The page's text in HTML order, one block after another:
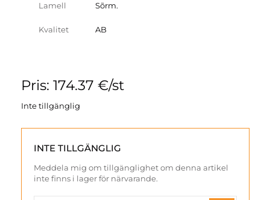
Lamell Sõrm.
Kvalitet AB
Pris: 174.37 €/st
Inte tillgänglig
INTE TILLGÄNGLIG
Meddela mig om tillgänglighet om denna artikel
inte finns i lager för närvarande.